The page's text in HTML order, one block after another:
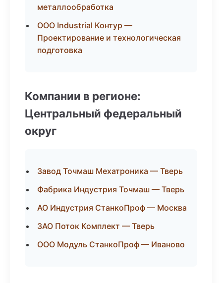
металлообработка
ООО Industrial Контур —
Проектирование и технологическая
подготовка
Компании в регионе:
Центральный федеральный
округ
Завод Точмаш Мехатроника — Тверь
Фабрика Индустрия Точмаш — Тверь
АО Индустрия СтанкоПроф — Москва
ЗАО Поток Комплект — Тверь
ООО Модуль СтанкоПроф — Иваново